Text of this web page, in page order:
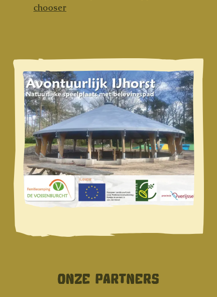
chooser
ONZE PARTNERS